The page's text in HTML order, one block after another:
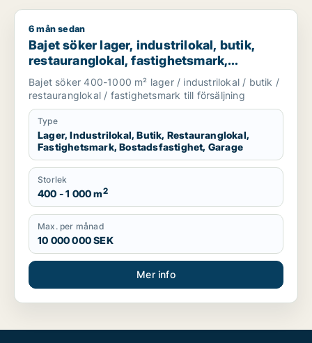
Bajet söker lager, industrilokal, butik, restauranglokal,
6 mån sedan
Bajet söker lager, industrilokal, butik,
restauranglokal, fastighetsmark,
bostadsfastighet eller garage till salu i
Lomma, Lund eller Malmö Centrum m.fl.
Bajet söker 400-1000 m² lager / industrilokal / butik /
restauranglokal / fastighetsmark till försäljning
Type
Lager, Industrilokal, Butik, Restauranglokal,
Fastighetsmark, Bostadsfastighet, Garage
Storlek
400 - 1 000 m2
Max. per månad
10 000 000 SEK
Mer info